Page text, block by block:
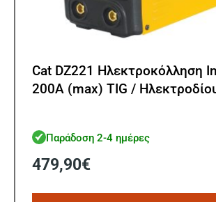
Cat DZ221 Ηλεκτροκόλληση
200A (max) TIG /
Παράδοση 2-4 ημέρες
479,90€